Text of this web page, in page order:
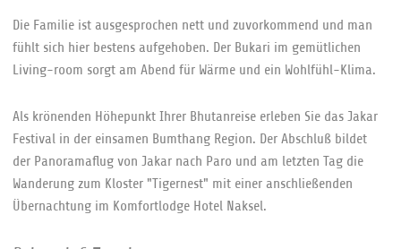
Die Familie ist ausgesprochen nett und zuvorkommend und man
fühlt sich hier bestens aufgehoben. Der Bukari im gemütlichen
Living-room sorgt am Abend für Wärme und ein Wohlfühl-Klima.
Als krönenden Höhepunkt Ihrer Bhutanreise erleben Sie das Jakar
Festival in der einsamen Bumthang Region. Der Abschluß bildet
der Panoramaflug von Jakar nach Paro und am letzten Tag die
Wanderung zum Kloster "Tigernest" mit einer anschließenden
Übernachtung im Komfortlodge Hotel Naksel.